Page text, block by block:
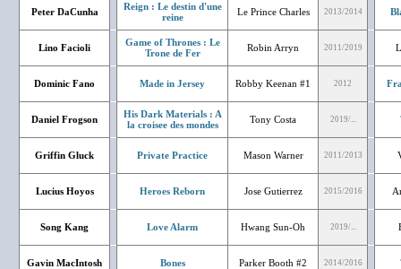
Peter DaCunha
Reign : Le destin d'une
reine
Le Prince Charles 2013/2014
Lino Facioli
Game of Thrones : Le
Trone de Fer
Robin Arryn 2011/2019
Dominic Fano Made in Jersey Robby Keenan #1 2012
Daniel Frogson
His Dark Materials : A
la croisee des mondes
Tony Costa 2019/...
Griffin Gluck Private Practice Mason Warner 2011/2013
Lucius Hoyos Heroes Reborn Jose Gutierrez 2015/2016
Song Kang Love Alarm Hwang Sun-Oh 2019/...
Gavin MacIntosh Bones Parker Booth #2 2014/2016